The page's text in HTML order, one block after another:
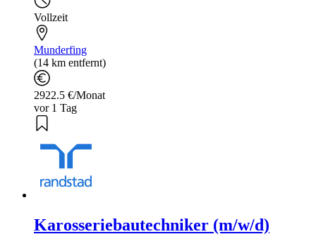
Vollzeit
Munderfing
(14 km entfernt)
2922.5 €/Monat
vor 1 Tag
Karosseriebautechniker (m/w/d)